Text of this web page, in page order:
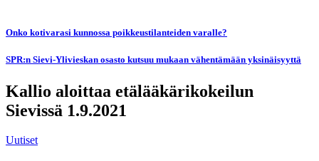
Onko kotivarasi kunnossa poikkeustilanteiden varalle?
SPR:n Sievi-Ylivieskan osasto kutsuu mukaan vähentämään yksinäisyyttä
Kallio aloittaa etälääkärikokeilun
Sievissä 1.9.2021
Uutiset